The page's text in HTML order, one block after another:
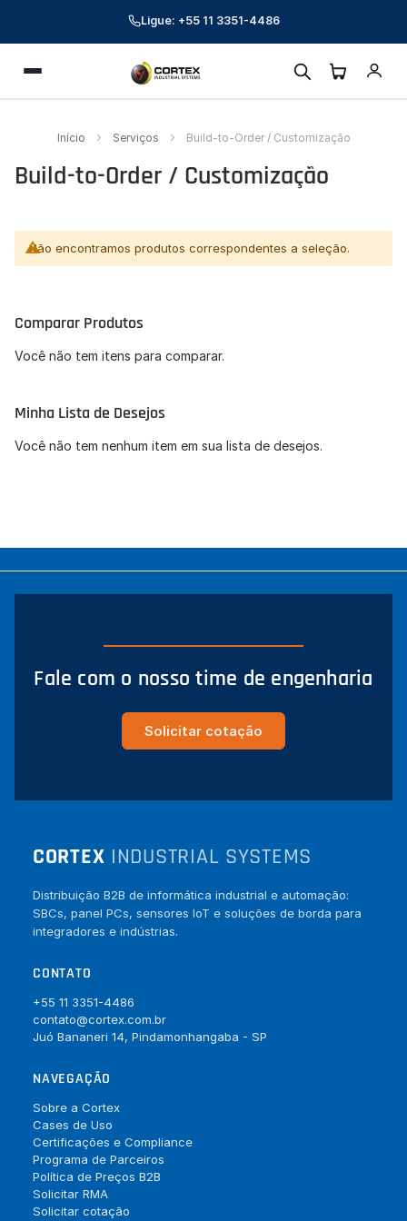
Ligue: +55 11 3351-4486
Menu
Início Serviços Build-to-Order / Customização
Build-to-Order / Customização
Não encontramos produtos correspondentes a seleção.
Comparar Produtos
Você não tem itens para comparar.
Minha Lista de Desejos
Você não tem nenhum item em sua lista de desejos.
Fale com o nosso time de engenharia
Solicitar cotação
CORTEX INDUSTRIAL SYSTEMS
Distribuição B2B de informática industrial e automação:
SBCs, panel PCs, sensores IoT e soluções de borda para
integradores e indústrias.
CONTATO
+55 11 3351-4486
contato@cortex.com.br
Juó Bananeri 14, Pindamonhangaba - SP
NAVEGAÇÃO
Sobre a Cortex
Cases de Uso
Certificações e Compliance
Programa de Parceiros
Política de Preços B2B
Solicitar RMA
Solicitar cotação
Cortex Industrial Systems
Online — respondemos em poucos minutos
Preencha seus dados para começar a conversa.
Telefone *
Empresa (opcional)
Como podemos ajudar? *
Iniciar conversa